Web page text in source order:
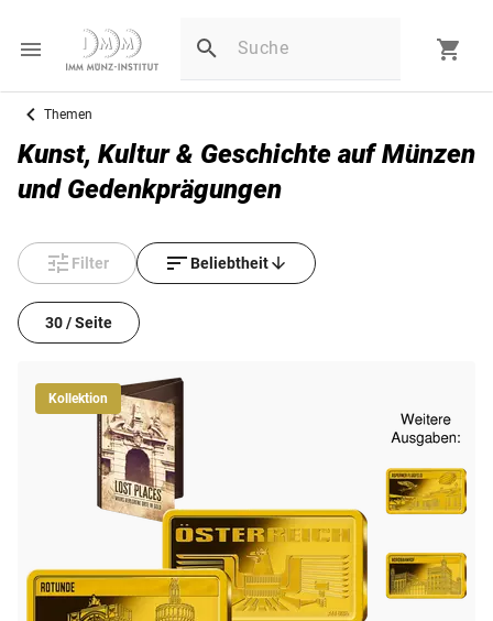
Themen
Kunst, Kultur & Geschichte auf Münzen
und Gedenkprägungen
Filter Beliebtheit
30 / Seite
Kollektion